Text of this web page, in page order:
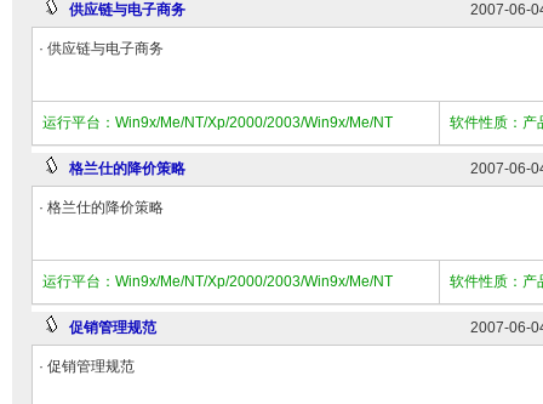
供应链与电子商务 2007-06-
· 供应链与电子商务
运行平台：Win9x/Me/NT/Xp/2000/2003/Win9x/Me/NT 软件性质：产
格兰仕的降价策略 2007-06-
· 格兰仕的降价策略
运行平台：Win9x/Me/NT/Xp/2000/2003/Win9x/Me/NT 软件性质：产
促销管理规范 2007-06-
· 促销管理规范